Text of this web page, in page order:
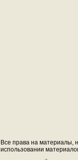
Все права на материалы,
использовании